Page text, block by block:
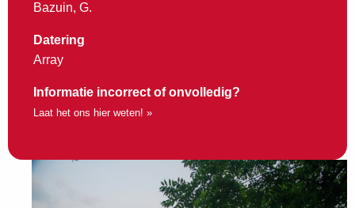
Bazuin, G.
Datering
Array
Informatie incorrect of onvolledig?
Laat het ons hier weten! »